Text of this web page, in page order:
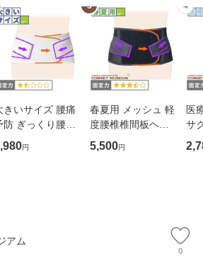
きいサイズ 腰痛
防 ぎっくり腰｜
ックスベルトme
2(3L・4L・5Lサイ
円
3
春夏用 メッシュ 軽
度腰椎椎間板ヘル
ニア｜ガード・メ
ッシュA
5,500円
4
医
サ
アム
0